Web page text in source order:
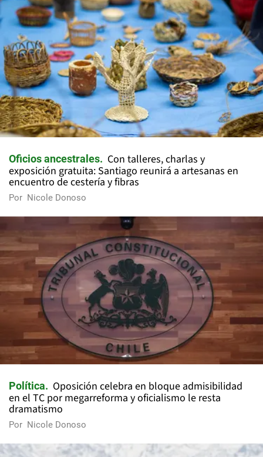
Oficios ancestrales
Con talleres, charlas y
exposición gratuita: Santiago reunirá a artesanas en
encuentro de cestería y fibras
Por Nicole Donoso
Política
Oposición celebra en bloque admisibilidad
en el TC por megarreforma y oficialismo le resta
dramatismo
Por Nicole Donoso